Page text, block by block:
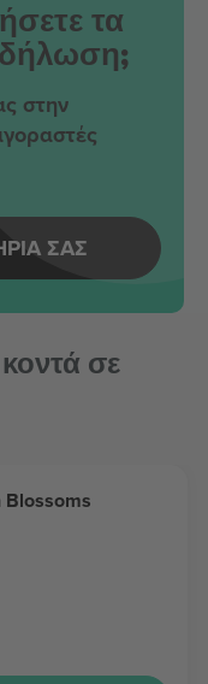
τα
στην
ΣΑΣ
σε
Blossoms